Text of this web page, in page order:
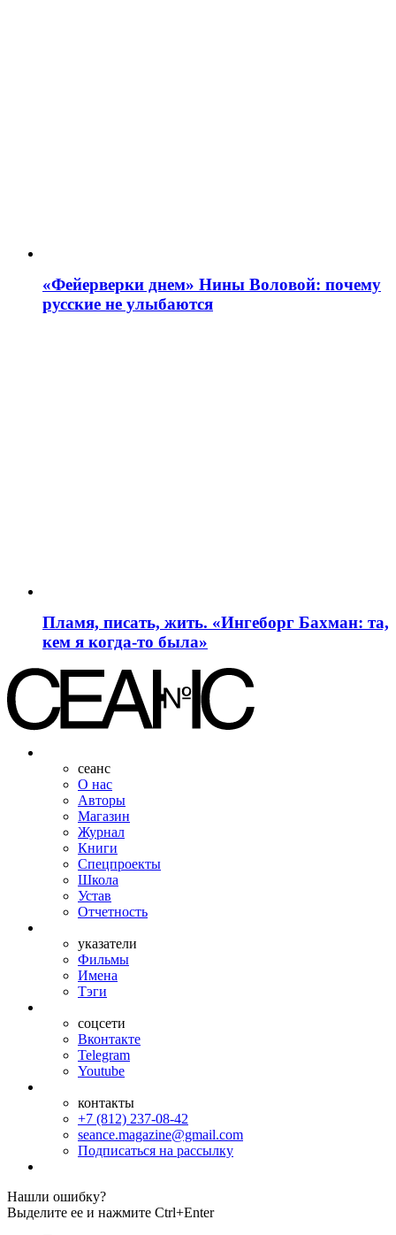
«Фейерверки днем» Нины Воловой: почему
русские не улыбаются
Пламя, писать, жить. «Ингеборг Бахман: та,
кем я когда-то была»
сеанс
О нас
Авторы
Магазин
Журнал
Книги
Спецпроекты
Школа
Устав
Отчетность
указатели
Фильмы
Имена
Тэги
соцсети
Вконтакте
Telegram
Youtube
контакты
+7 (812) 237-08-42
seance.magazine@gmail.com
Подписаться на рассылку
Нашли ошибку?
Выделите ее и нажмите Ctrl+Enter